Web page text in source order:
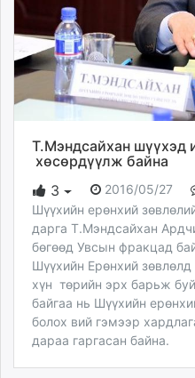
Т.Мэндсайхан шүүхэд
хөсөрдүүлж байна
3
2016/05/27
Шүүхийн ерөнхий
дарга Т.Мэндсайхан
бөгөөд Увсын фракцад
Шүүхийн Ерөнхий
хүн төрийн эрх барьж
байгаа нь Шүүхийн
болох вий гэмээр
дараа гаргасан байна.